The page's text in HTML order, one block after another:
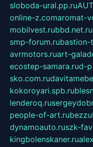
sloboda-ural.pp.ru
online-z.comaromat-
mobilvest.rubbd.net.ru
smp-forum.rubastion-
avrmotors.ruart-
ecostep-samara.rud-
sko.com.ru
kokoroyari.spb.ru
lenderoq.ru
people-of-art.ru
dynamoauto.ruszk-
kingbolenskaner.ru